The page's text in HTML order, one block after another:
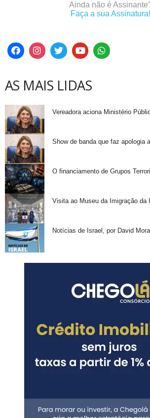
Ainda não é
Faça a sua Assinatura!
AS MAIS LIDAS
Vereadora aciona Ministério
Show de banda que faz apologia
O financiamento de Grupos
Visita ao Museu da Imigração da
Notícias de Israel, por David